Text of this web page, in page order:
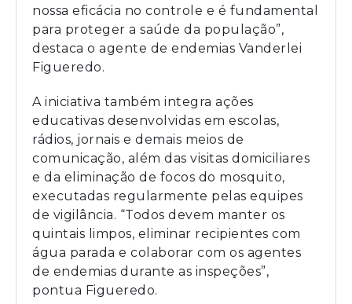
nossa eficácia no controle e é fundamental
para proteger a saúde da população”,
destaca o agente de endemias Vanderlei
Figueredo.
A iniciativa também integra ações
educativas desenvolvidas em escolas,
rádios, jornais e demais meios de
comunicação, além das visitas domiciliares
e da eliminação de focos do mosquito,
executadas regularmente pelas equipes
de vigilância. “Todos devem manter os
quintais limpos, eliminar recipientes com
água parada e colaborar com os agentes
de endemias durante as inspeções”,
pontua Figueredo.